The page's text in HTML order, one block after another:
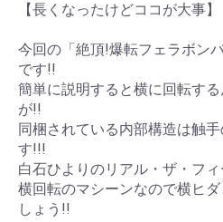
【長くなったけどココが大事】
今回の「絶頂!爆転フェラボン
です!!
簡単に説明すると横に回転す
が!!
同梱されている内部構造は触
す!!!
白石ひよりのリアル・ザ・フ
横回転のマシーンなので横ヒ
しょう!!